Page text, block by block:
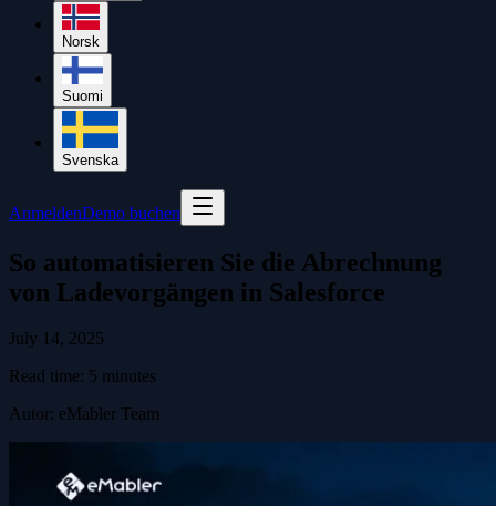
Norsk
Suomi
Svenska
AnmeldenDemo buchen
So automatisieren Sie die Abrechnung
von Ladevorgängen in Salesforce
July 14, 2025
Read time: 5 minutes
Autor: eMabler Team